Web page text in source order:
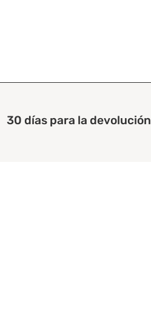
30 días para la devolución